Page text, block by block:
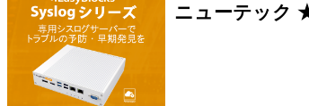
ニューテック